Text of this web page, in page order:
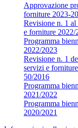
Approvazione
forniture 2023-
Revisione n. 1
e forniture 2022/
Programma
2022/2023
Revisione n. 1
servizi e
50/2016
Programma
2021/2022
Programma
2020/2021